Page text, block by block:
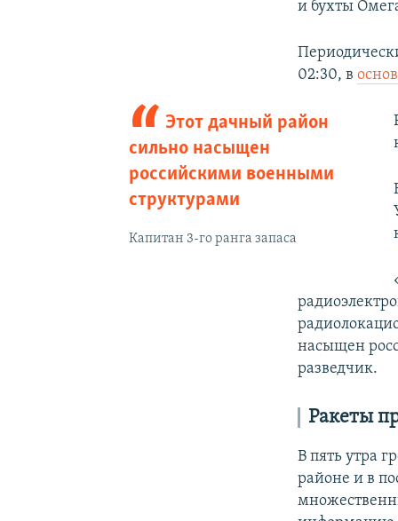
и бухты
02:30, в
Этот дачный район
сильно насыщен
российскими военными
структурами
Капитан 3-го ранга запаса
насыщен
разведчик.
Ракеты
В пять утра
районе и в